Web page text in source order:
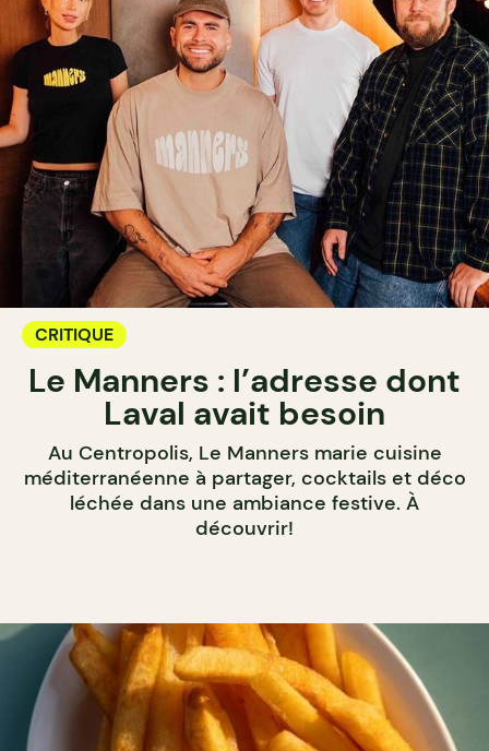
CRITIQUE
Le Manners : l’adresse dont
Laval avait besoin
Au Centropolis, Le Manners marie cuisine
méditerranéenne à partager, cocktails et déco
léchée dans une ambiance festive. À
découvrir!